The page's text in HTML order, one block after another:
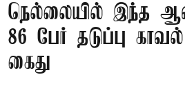
நெல்லையில் இந்த
86 பேர் தடுப்பு
கைது